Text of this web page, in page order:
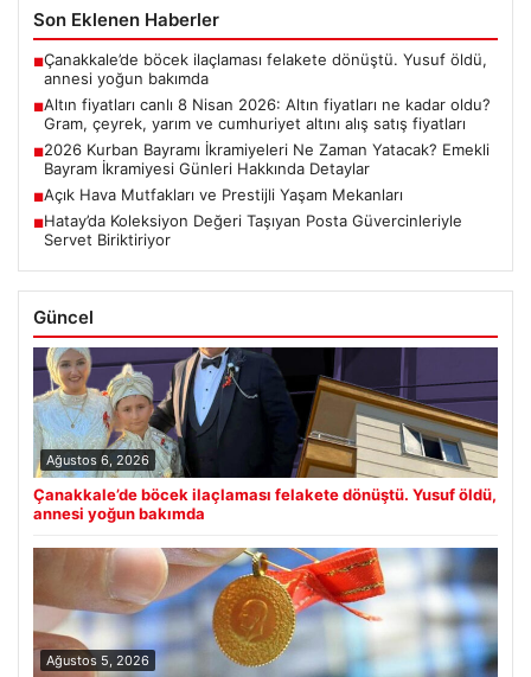
Son Eklenen Haberler
■Çanakkale’de böcek ilaçlaması felakete dönüştü. Yusuf öldü,
annesi yoğun bakımda
■Altın fiyatları canlı 8 Nisan 2026: Altın fiyatları ne kadar oldu?
Gram, çeyrek, yarım ve cumhuriyet altını alış satış fiyatları
■2026 Kurban Bayramı İkramiyeleri Ne Zaman Yatacak? Emekli
Bayram İkramiyesi Günleri Hakkında Detaylar
■Açık Hava Mutfakları ve Prestijli Yaşam Mekanları
■Hatay’da Koleksiyon Değeri Taşıyan Posta Güvercinleriyle
Servet Biriktiriyor
Güncel
Ağustos 6, 2026
Çanakkale’de böcek ilaçlaması felakete dönüştü. Yusuf öldü,
annesi yoğun bakımda
Ağustos 5, 2026